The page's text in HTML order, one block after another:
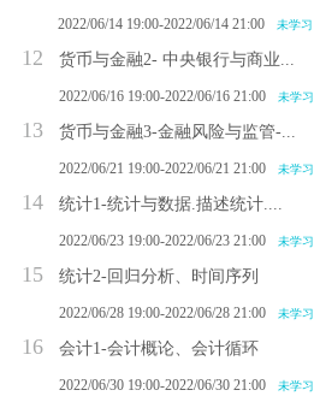
2022/06/14 19:00-2022/06/14 21:00 未学习
12 货币与金融2- 中央银行与商业...
2022/06/16 19:00-2022/06/16 21:00 未学习
13 货币与金融3-金融风险与监管-...
2022/06/21 19:00-2022/06/21 21:00 未学习
14 统计1-统计与数据.描述统计....
2022/06/23 19:00-2022/06/23 21:00 未学习
15 统计2-回归分析、时间序列
2022/06/28 19:00-2022/06/28 21:00 未学习
16 会计1-会计概论、会计循环
2022/06/30 19:00-2022/06/30 21:00 未学习